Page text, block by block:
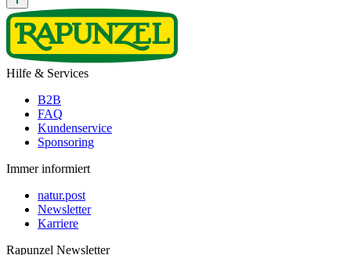
Hilfe & Services
B2B
FAQ
Kundenservice
Sponsoring
Immer informiert
natur.post
Newsletter
Karriere
Rapunzel Newsletter